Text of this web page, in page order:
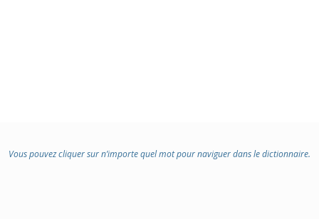
Vous pouvez cliquer sur n’importe quel mot pour naviguer dans le dictionnaire.